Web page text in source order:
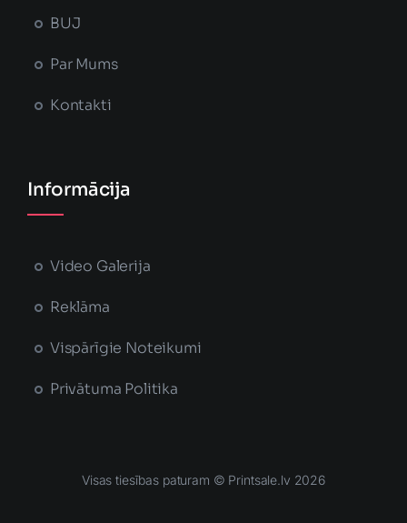
BUJ
Par Mums
Kontakti
Informācija
Video Galerija
Reklāma
Vispārīgie Noteikumi
Privātuma Politika
Visas tiesības paturam © Printsale.lv 2026